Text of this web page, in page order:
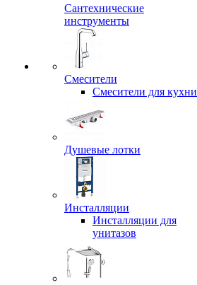
Сантехнические
инструменты
Смесители
Смесители для кухни
Душевые лотки
Инсталляции
Инсталляции для
унитазов